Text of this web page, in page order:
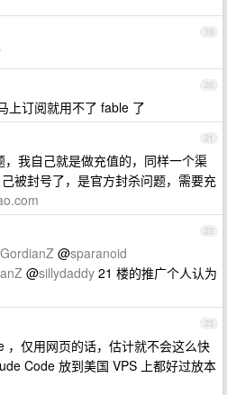
19
20
上订阅就用不了 fable 了
21
我自己就是做充值的，同样一个渠
被封号了，是官方封杀问题，需要充
22
GordianZ @sparanoid
@sillydaddy 21 楼的推广个人认为
23
，仅用网页的话，估计就不会这么快
Code 放到美国 VPS 上都好过放本